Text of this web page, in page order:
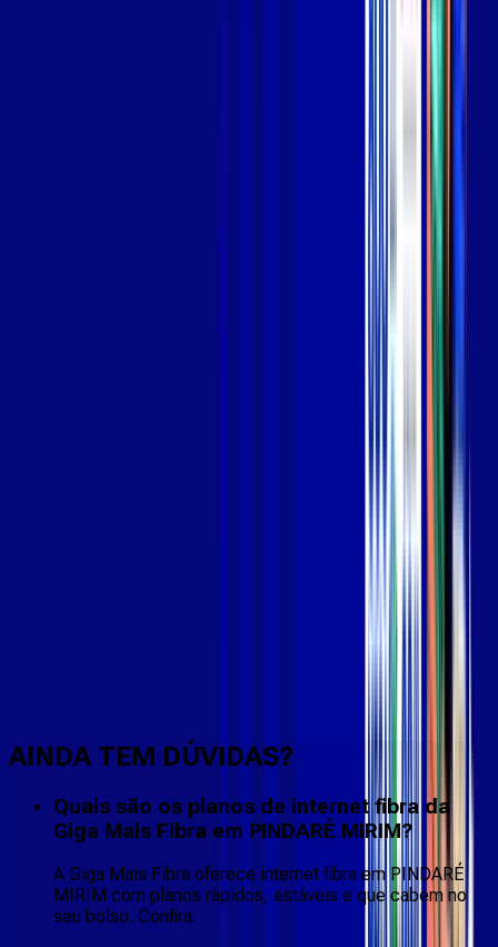
AINDA TEM DÚVIDAS?
Quais são os planos de internet fibra da
Giga Mais Fibra em PINDARÉ MIRIM?
A Giga Mais Fibra oferece internet fibra em PINDARÉ
MIRIM com planos rápidos, estáveis e que cabem no
seu bolso. Confira: